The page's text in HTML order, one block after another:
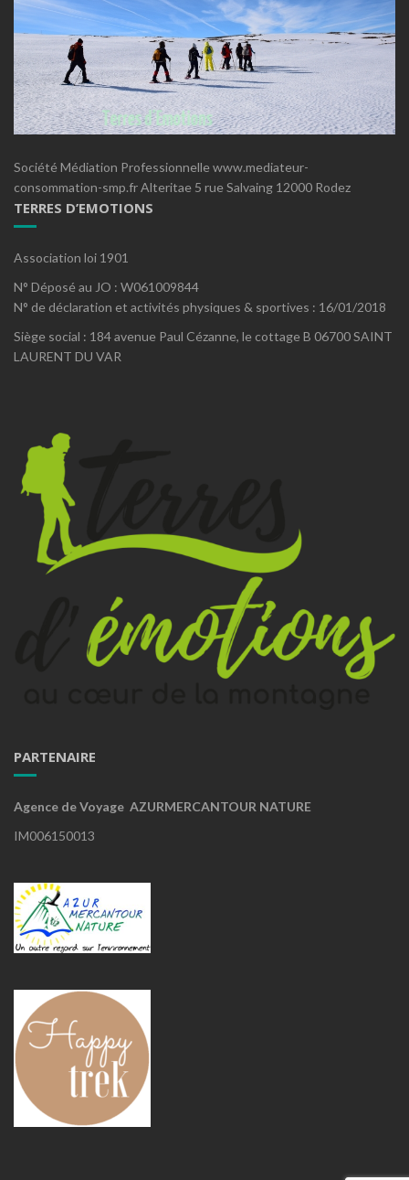
Société Médiation Professionnelle www.mediateur-
consommation-smp.fr Alteritae 5 rue Salvaing 12000 Rodez
TERRES D’EMOTIONS
Association loi 1901
N° Déposé au JO : W061009844
N° de déclaration et activités physiques & sportives : 16/01/2018
Siège social : 184 avenue Paul Cézanne, le cottage B 06700 SAINT
LAURENT DU VAR
PARTENAIRE
Agence de Voyage AZURMERCANTOUR NATURE
IM006150013